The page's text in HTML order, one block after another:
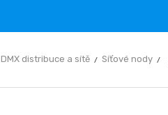
DMX distribuce a sítě Síťové nody